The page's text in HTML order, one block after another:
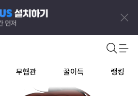
무협관 꿀이득 랭킹